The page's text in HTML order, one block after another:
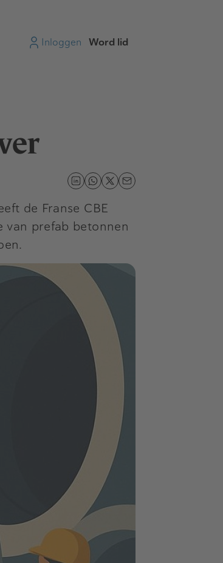
Inloggen Word lid
de Franse CBE
van prefab betonnen